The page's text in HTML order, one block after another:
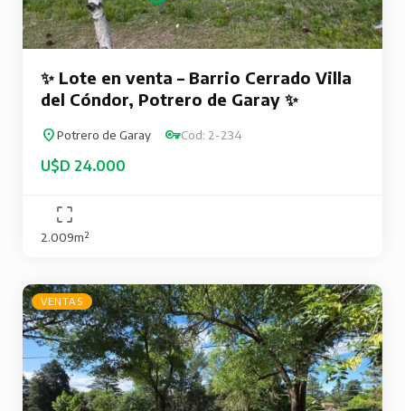
✨ Lote en venta – Barrio Cerrado Villa
del Cóndor, Potrero de Garay ✨
Potrero de Garay Cod: 2-234
U$D 24.000
2.009m²
VENTAS